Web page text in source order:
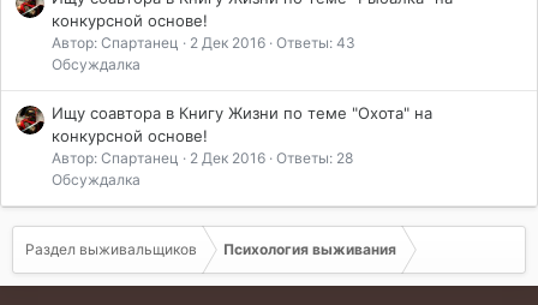
конкурсной основе!
Автор: Спартанец 2 Дек 2016 Ответы: 43
Обсуждалка
Ищу соавтора в Книгу Жизни по теме "Охота" на
конкурсной основе!
Автор: Спартанец 2 Дек 2016 Ответы: 28
Обсуждалка
Раздел выживальщиков Психология выживания